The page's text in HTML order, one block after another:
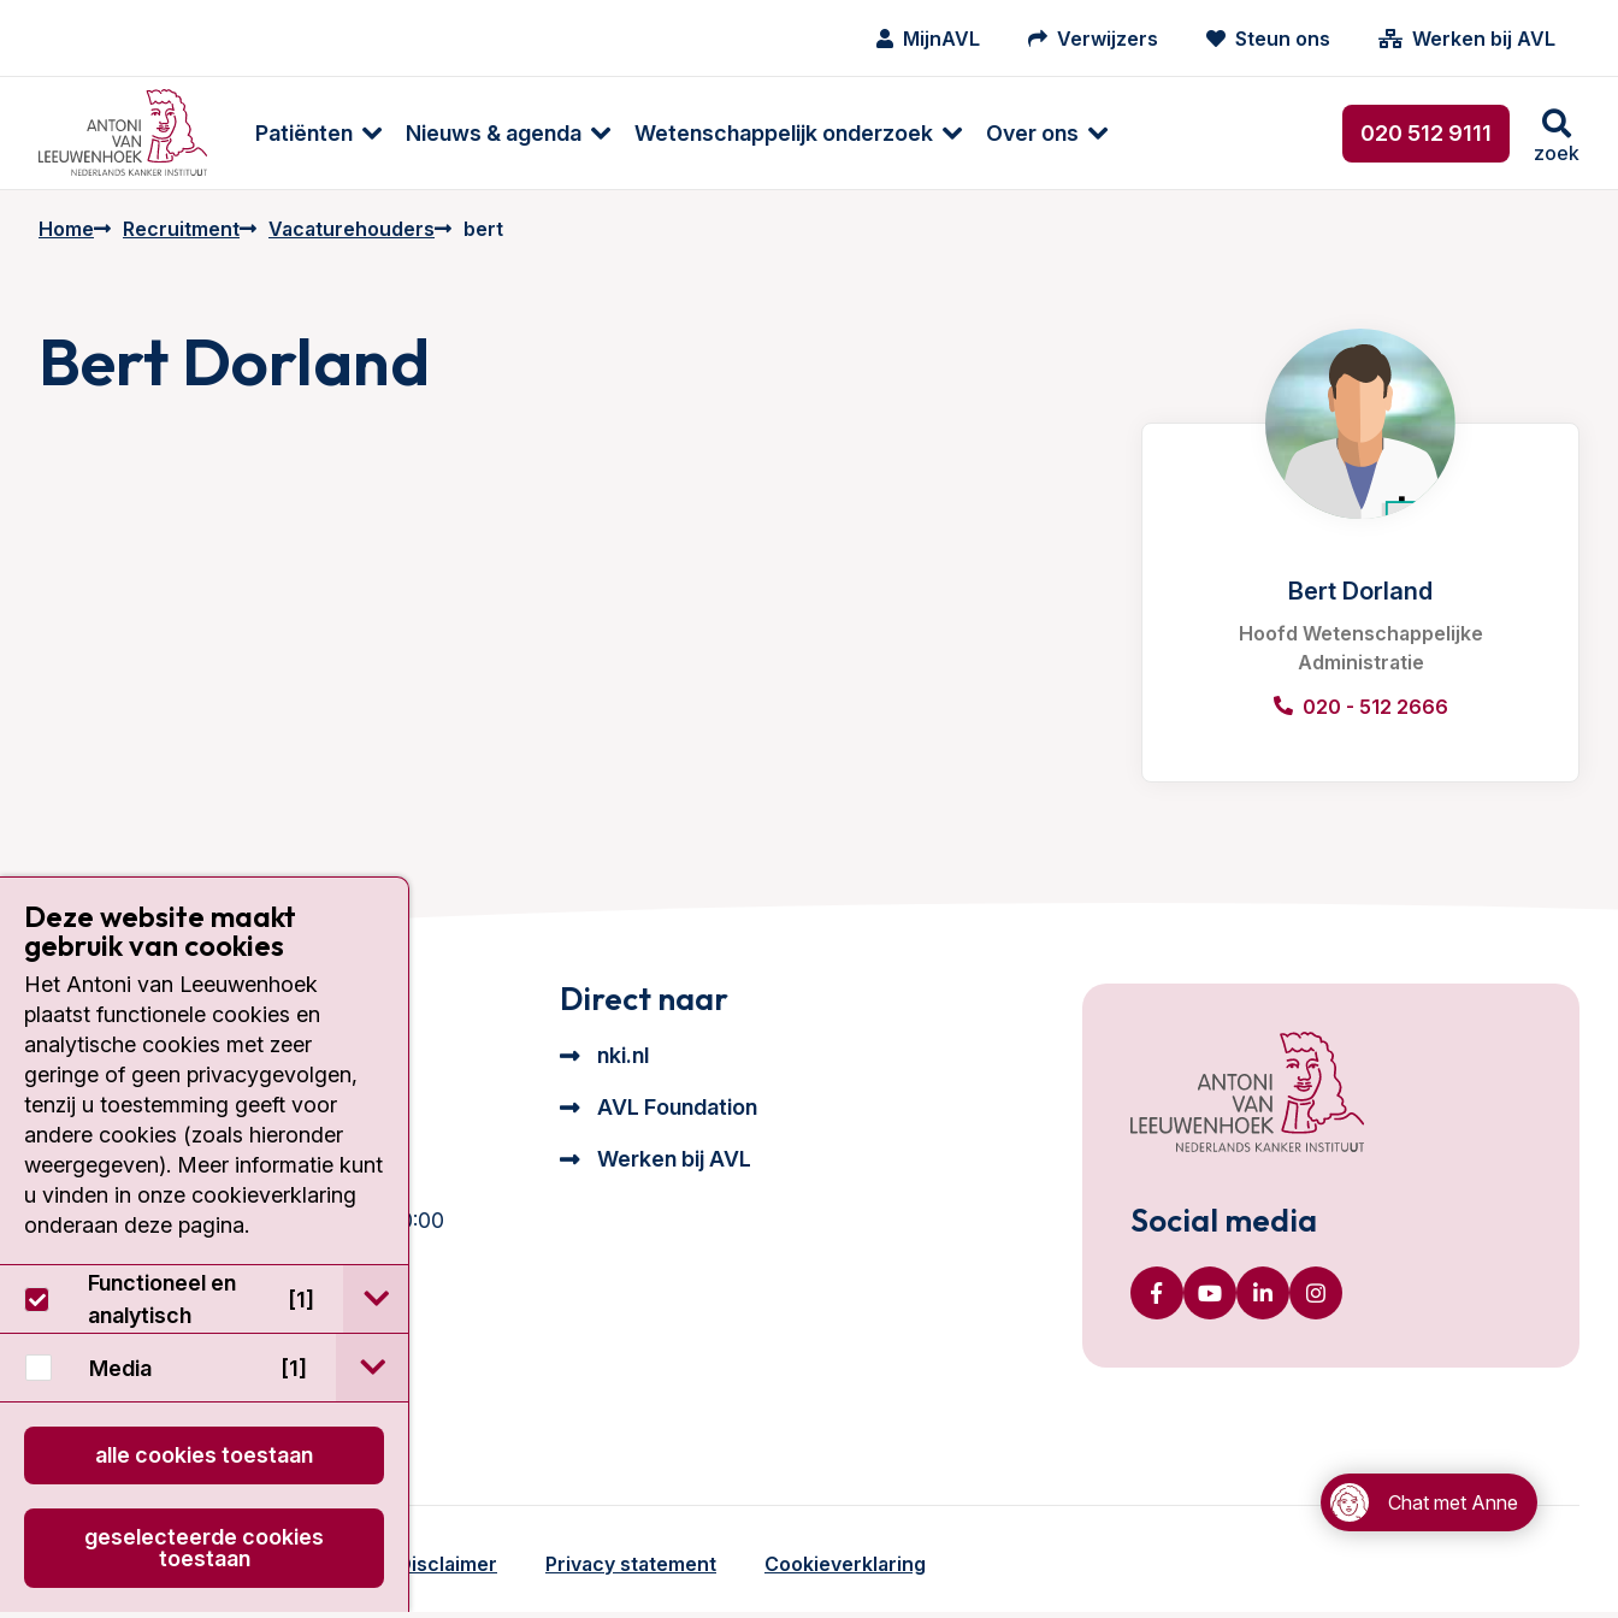
MijnAVL Verwijzers Steun ons Werken bij AVL
Patiënten Nieuws & agenda Wetenschappelijk onderzoek Over ons 020 512 9111
zoek
Home Recruitment Vacaturehouders bert
Bert Dorland
Bert Dorland
Hoofd Wetenschappelijke
Administratie
020 - 512 2666
Contact
Plesmanlaan 121
1066 CX Amsterdam
020 512 9111
Bezoektijden
Ma-Vrij:
10:30 - 13:00 en 15:00 - 20:00
Weekend: 10:30 - 20:00
IC:
Direct naar
nki.nl
AVL Foundation
Werken bij AVL
Social media
© 2026 - Antoni van Leeuwenhoek Disclaimer Privacy statement Cookieverklaring
Deze website maakt
gebruik van cookies
Het Antoni van Leeuwenhoek
plaatst functionele cookies en
analytische cookies met zeer
geringe of geen privacygevolgen,
tenzij u toestemming geeft voor
andere cookies (zoals hieronder
weergegeven). Meer informatie kunt
u vinden in onze cookieverklaring
onderaan deze pagina.
Functioneel en
analytisch
[1] open / sluit Functioneel en analytisch cookie beschrijving
Media [1] open / sluit Media cookie beschrijving
alle cookies toestaan
geselecteerde cookies
toestaan
Chat met Anne